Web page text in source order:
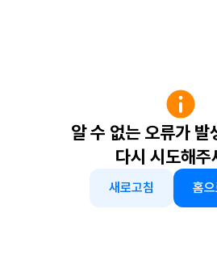
알 수 없는 오류가 발
다시 시도해주
새로고침 홈으